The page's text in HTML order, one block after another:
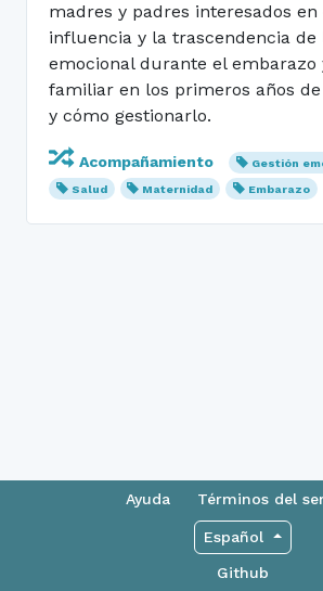
madres y padres interesados
influencia y la trascendencia de
emocional durante el embarazo
familiar en los primeros años
y cómo gestionarlo.
Acompañamiento
Gestión
Salud
Maternidad Embarazo
Ayuda Términos del
Español
Github